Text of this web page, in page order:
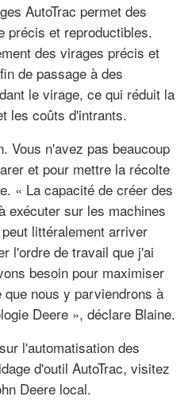
AutoTrac permet des
précis et reproductibles.
des virages précis et
de passage à des
le virage, ce qui réduit la
les coûts d'intrants.
Vous n'avez pas beaucoup
et pour mettre la récolte
« La capacité de créer des
exécuter sur les machines
littéralement arriver
l'ordre de travail que j'ai
besoin pour maximiser
nous y parviendrons à
Deere », déclare Blaine.
l'automatisation des
d'outil AutoTrac, visitez
Deere local.